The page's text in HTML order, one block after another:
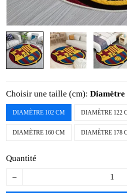
Choisir une taille (cm): Diamètre
DIAMÈTRE 102 CM DIAMÈTRE 122
DIAMÈTRE 160 CM DIAMÈTRE 178
Quantité